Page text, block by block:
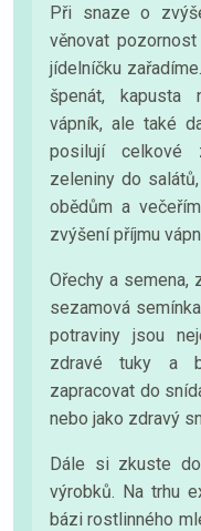
Při snaze o
věnovat
jídelníčku
špenát, kapusta
vápník, ale také
posilují celkové
zeleniny do
obědům a
zvýšení příjmu
Ořechy a semena,
sezamová
potraviny jsou
zdravé tuky a
zapracovat do
nebo jako zdravý
Dále si zkuste
výrobků. Na trhu
bázi rostlinného